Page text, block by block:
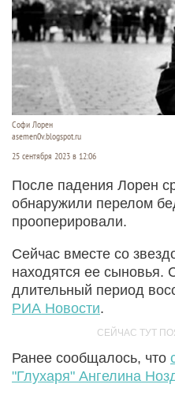
Софи Лорен
asemen0v.blogspot.ru
25 сентября 2023 в 12:06
После падения Лорен
обнаружили перелом
прооперировали.
Сейчас вместе со
находятся ее сыновья.
длительный период
РИА Новости.
Ранее сообщалось, что
"Глухаря" Ангелина